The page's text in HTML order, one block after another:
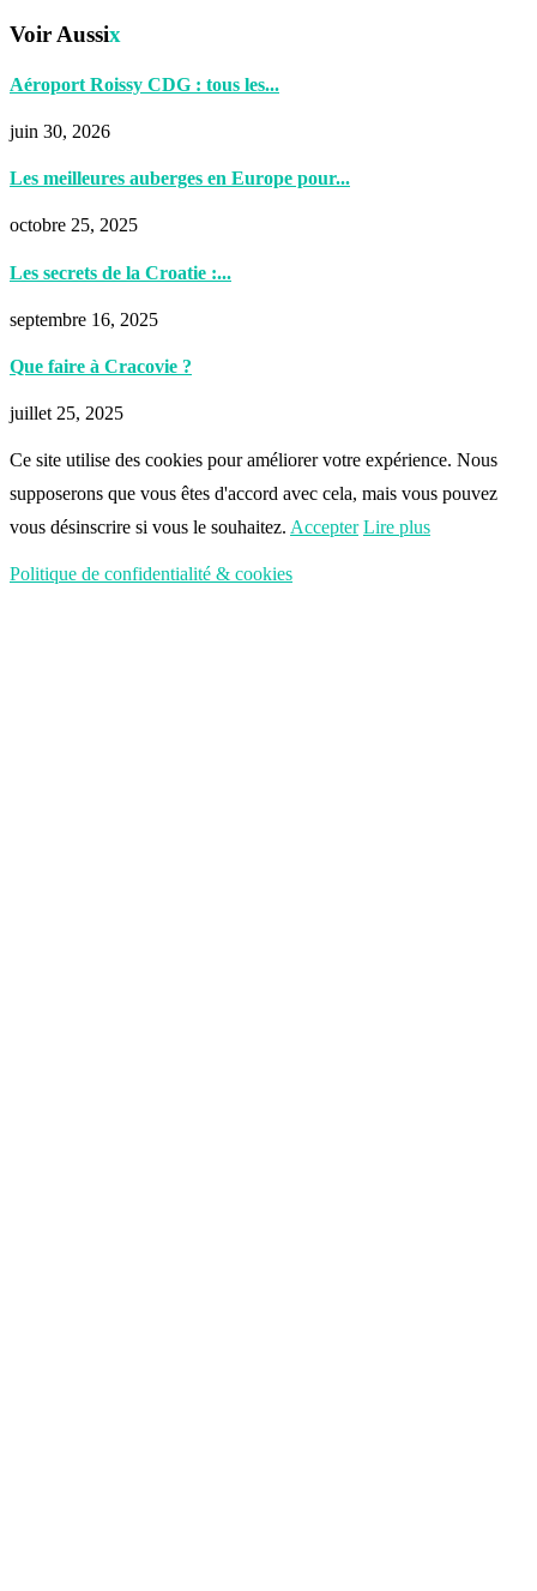
Voir Aussix
Aéroport Roissy CDG : tous les...
juin 30, 2026
Les meilleures auberges en Europe pour...
octobre 25, 2025
Les secrets de la Croatie :...
septembre 16, 2025
Que faire à Cracovie ?
juillet 25, 2025
Ce site utilise des cookies pour améliorer votre expérience. Nous
supposerons que vous êtes d'accord avec cela, mais vous pouvez
vous désinscrire si vous le souhaitez. Accepter Lire plus
Politique de confidentialité & cookies